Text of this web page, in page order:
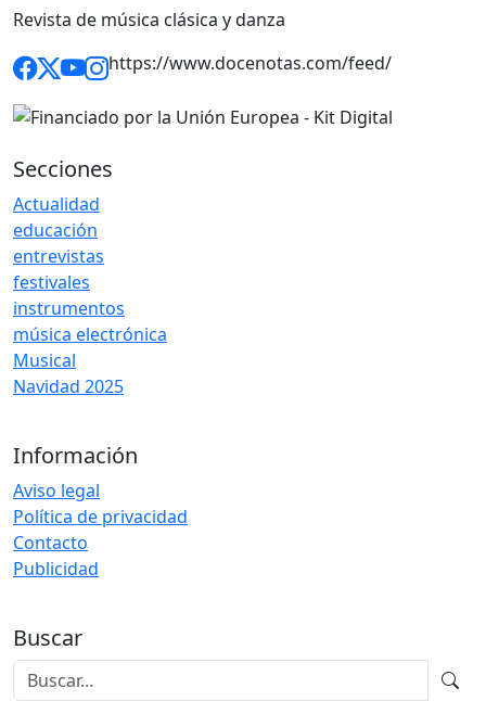
Revista de música clásica y danza
https://www.docenotas.com/feed/
Secciones
Actualidad
educación
entrevistas
festivales
instrumentos
música electrónica
Musical
Navidad 2025
Información
Aviso legal
Política de privacidad
Contacto
Publicidad
Buscar